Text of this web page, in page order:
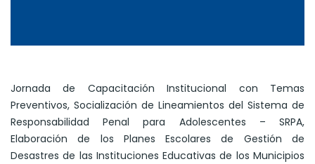
Jornada de Capacitación Institucional con Temas
Preventivos, Socialización de Lineamientos del Sistema de
Responsabilidad Penal para Adolescentes – SRPA,
Elaboración de los Planes Escolares de Gestión de
Desastres de las Instituciones Educativas de los Municipios